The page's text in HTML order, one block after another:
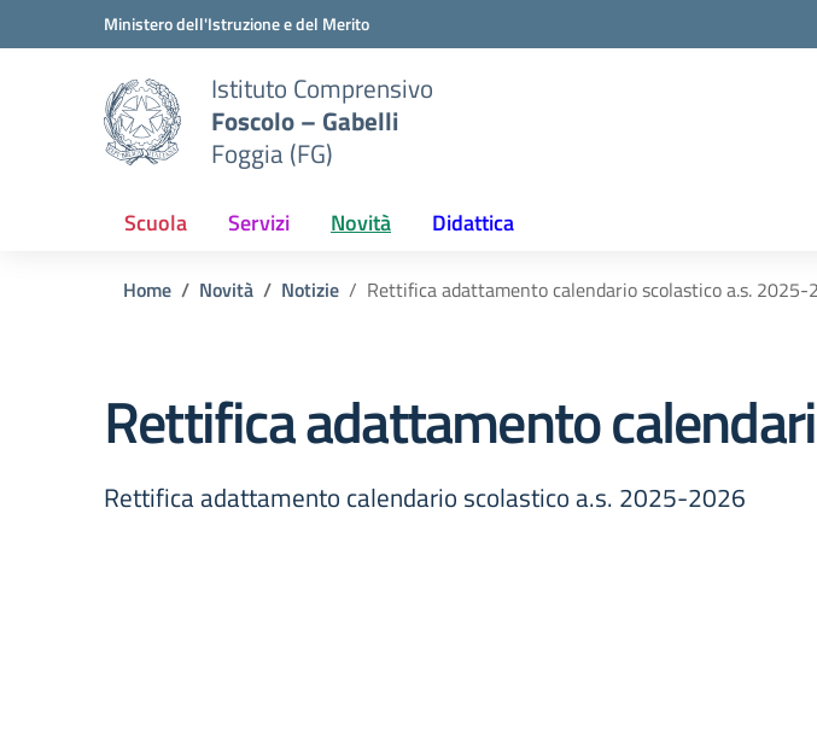
Vai ai contenuti
Vai al menu di navigazioneMinistero dell'Istruzione e del Merito
Istituto Comprensivo
Foscolo – Gabelli
Foggia (FG)
Scuola Servizi Novità Didattica
Home Novità Notizie Rettifica adattamento calendario scolastico a.s. 2025-
Rettifica adattamento
Rettifica adattamento calendario scolastico a.s. 2025-2026